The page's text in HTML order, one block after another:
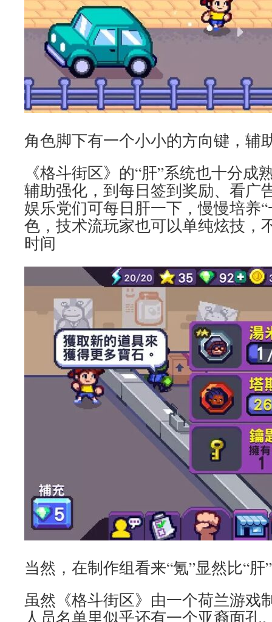
角色脚下有一个小小的方向键，辅
《格斗街区》的“肝”系统也十分
辅助强化，到每日签到奖励、看广
娱乐党们可每日肝一下，慢慢培养
色，技术流玩家也可以单纯炫技，
时间
当然，在制作组看来“氪”显然比“肝
虽然《格斗街区》由一个荷兰游戏
人员名单里似乎还有一个亚裔面孔